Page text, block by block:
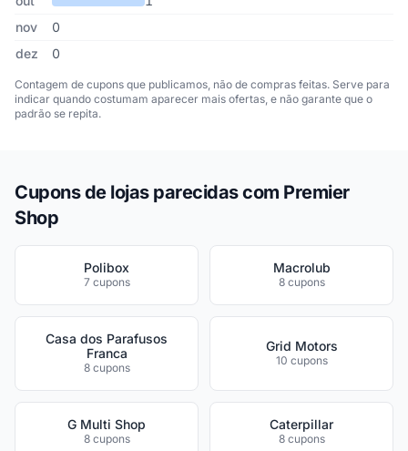
nov
0
dez
0
Contagem de cupons que publicamos, não de compras feitas. Serve para
indicar quando costumam aparecer mais ofertas, e não garante que o
padrão se repita.
Cupons de lojas parecidas com Premier
Shop
Polibox
7 cupons
Macrolub
8 cupons
Casa dos Parafusos
Franca
8 cupons
Grid Motors
10 cupons
G Multi Shop
8 cupons
Caterpillar
8 cupons